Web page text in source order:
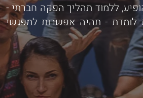
בדראג ,להופיע, ללמוד תהליך הפקה חברתי -
לומדת - תהיה אפשרות למפגשי